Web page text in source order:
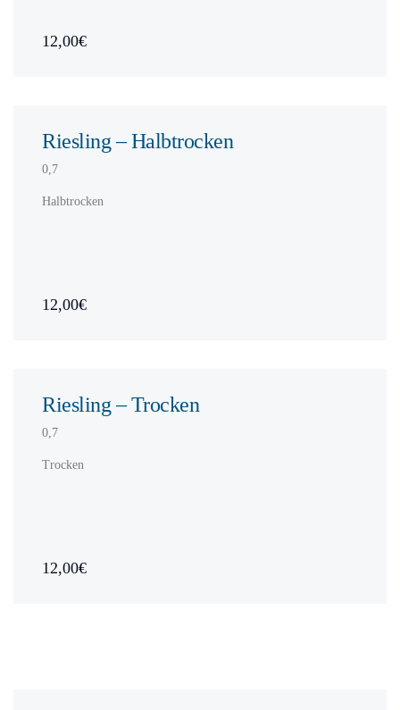
12,00€
Riesling – Halbtrocken
0,7
Halbtrocken
12,00€
Riesling – Trocken
0,7
Trocken
12,00€